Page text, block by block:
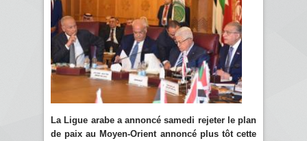
La Ligue arabe a annoncé samedi rejeter le plan
de paix au Moyen-Orient annoncé plus tôt cette